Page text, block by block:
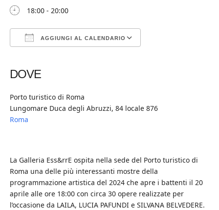
18:00 - 20:00
AGGIUNGI AL CALENDARIO
DOVE
Porto turistico di Roma
Lungomare Duca degli Abruzzi, 84 locale 876
Roma
La Galleria Ess&rrE ospita nella sede del Porto turistico di
Roma una delle più interessanti mostre della
programmazione artistica del 2024 che apre i battenti il 20
aprile alle ore 18:00 con circa 30 opere realizzate per
l’occasione da LAILA, LUCIA PAFUNDI e SILVANA BELVEDERE.